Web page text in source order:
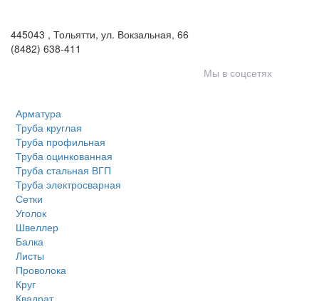
445043 , Тольятти, ул. Вокзальная, 66
(8482) 638-411
Мы в соцсетях
Арматура
Труба круглая
Труба профильная
Труба оцинкованная
Труба стальная ВГП
Труба электросварная
Сетки
Уголок
Швеллер
Балка
Листы
Проволока
Круг
Квадрат